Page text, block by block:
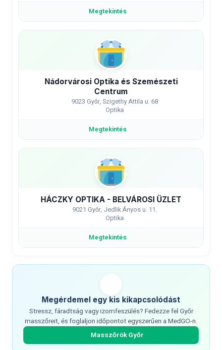
Megtekintés
Nádorvárosi Optika és Szemészeti
Centrum
9023 Győr, Szigethy Attila u. 68
Optika
Megtekintés
HÁCZKY OPTIKA - BELVÁROSI ÜZLET
9021 Győr, Jedlik Ányos u. 11.
Optika
Megtekintés
Megérdemel egy kis kikapcsolódást
Stressz, fáradtság vagy izomfeszülés? Fedezze fel Győr
masszőreit, és foglaljon időpontot egyszerűen a MedGO-n.
Masszőrök Győr